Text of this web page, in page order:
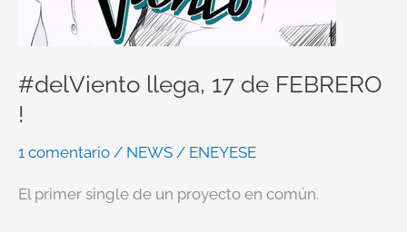
#delViento llega, 17 de FEBRERO
!
1 comentario / NEWS / ENEYESE
El primer single de un proyecto en común.